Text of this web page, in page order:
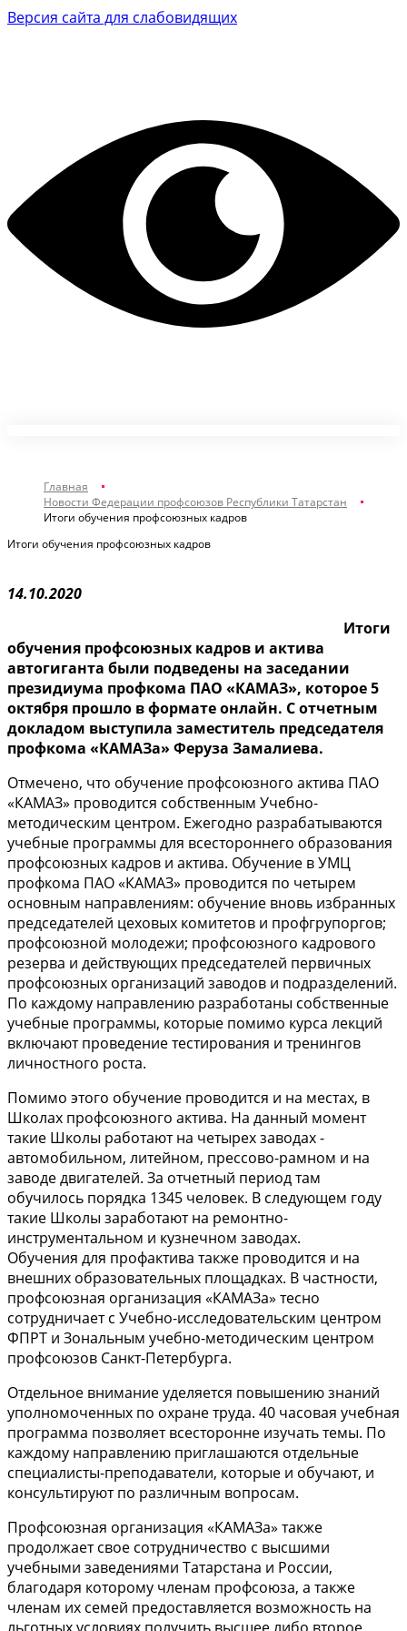
Версия сайта для слабовидящих
Главная
Новости Федерации профсоюзов Республики Татарстан
Итоги обучения профсоюзных кадров
Итоги обучения профсоюзных кадров
14.10.2020
Итоги
обучения профсоюзных кадров и актива
автогиганта были подведены на заседании
президиума профкома ПАО «КАМАЗ», которое 5
октября прошло в формате онлайн. С отчетным
докладом выступила заместитель председателя
профкома «КАМАЗа» Феруза Замалиева.
Отмечено, что обучение профсоюзного актива ПАО
«КАМАЗ» проводится собственным Учебно-
методическим центром. Ежегодно разрабатываются
учебные программы для всестороннего образования
профсоюзных кадров и актива. Обучение в УМЦ
профкома ПАО «КАМАЗ» проводится по четырем
основным направлениям: обучение вновь избранных
председателей цеховых комитетов и профгрупоргов;
профсоюзной молодежи; профсоюзного кадрового
резерва и действующих председателей первичных
профсоюзных организаций заводов и подразделений.
По каждому направлению разработаны собственные
учебные программы, которые помимо курса лекций
включают проведение тестирования и тренингов
личностного роста.
Помимо этого обучение проводится и на местах, в
Школах профсоюзного актива. На данный момент
такие Школы работают на четырех заводах -
автомобильном, литейном, прессово-рамном и на
заводе двигателей. За отчетный период там
обучилось порядка 1345 человек. В следующем году
такие Школы заработают на ремонтно-
инструментальном и кузнечном заводах.
Обучения для профактива также проводится и на
внешних образовательных площадках. В частности,
профсоюзная организация «КАМАЗа» тесно
сотрудничает с Учебно-исследовательским центром
ФПРТ и Зональным учебно-методическим центром
профсоюзов Санкт-Петербурга.
Отдельное внимание уделяется повышению знаний
уполномоченных по охране труда. 40 часовая учебная
программа позволяет всесторонне изучать темы. По
каждому направлению приглашаются отдельные
специалисты-преподаватели, которые и обучают, и
консультируют по различным вопросам.
Профсоюзная организация «КАМАЗа» также
продолжает свое сотрудничество с высшими
учебными заведениями Татарстана и России,
благодаря которому членам профсоюза, а также
членам их семей предоставляется возможность на